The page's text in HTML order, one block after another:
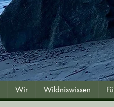
Wir Wildniswissen